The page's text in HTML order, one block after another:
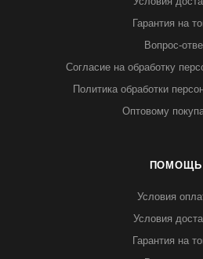
Гарантия на
Вопрос-
Согласие на обработку
Политика обработки
Оптовому
ПОМОЩЬ
Условия
Условия
Гарантия на